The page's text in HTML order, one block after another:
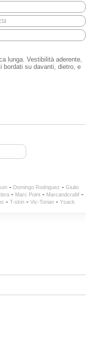
lunga. Vestibilità aderente,
bordati su davanti, dietro, e
- Domingo Rodriguez - Giulio
- Marc Point- MarcandcraM -
- T-skin- Vic-Torian- Ysack